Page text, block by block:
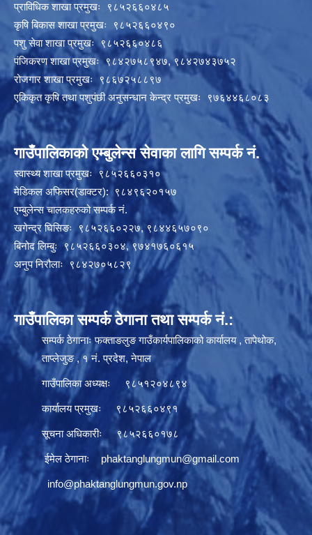
प्राविधिक शाखा प्रमुखः ९८५२६६०४८५
कृषि बिकास शाखा प्रमुखः ९८५२६६०४९०
पशु सेवा शाखा प्रमुखः ९८५२६६०४८६
पंजिकरण शाखा प्रमुखः ९८४२७५८९४७, ९८४२७४३७५२
रोजगार शाखा प्रमुखः ९८६७२५८८९७
एकिकृत कृषि तथा पशुपंछी अनुसन्धान केन्द्र प्रमुखः ९७६४४६८०८३
गाउँपालिकाको एम्बुलेन्स सेवाका लागि सम्पर्क नं.
स्वास्थ्य शाखा प्रमुखः ९८५२६६०३१०
मेडिकल अफिसर(डाक्टर): ९८४९६२०१५७
एम्बुलेन्स चालकहरुको सम्पर्क नं.
खगेन्द्र घिसिङः ९८५२६६०२२७, ९८४४६५७०९०
बिनोद लिम्बुः ९८५२६६०३०४, ९७४१७६०६१५
अनुप निरौलाः ९८४२७०५८२९
गाउँपालिका सम्पर्क ठेगाना तथा सम्पर्क नं.:
सम्पर्क ठेगानाः फक्ताङलुङ गाउँकार्यपालिकाको कार्यालय , तापेथोक,
ताप्लेजुङ , १ नं. प्रदेश, नेपाल
गाउँपालिका अध्यक्षः ९८५१२०४८९४
कार्यालय प्रमुखः ९८५२६६०४९१
सूचना अधिकारीः ९८५२६६०१७८
ईमेल ठेगानाः phaktanglungmun@gmail.com
info@phaktanglungmun.gov.np